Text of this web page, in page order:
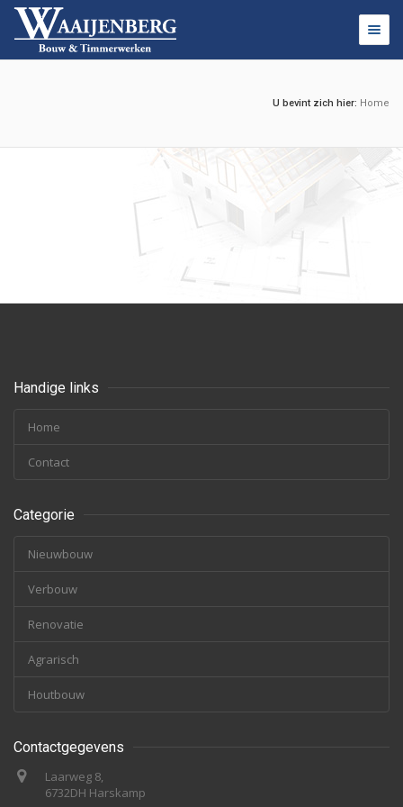
U bevint zich hier: Home
Handige links
Home
Contact
Categorie
Nieuwbouw
Verbouw
Renovatie
Agrarisch
Houtbouw
Contactgegevens
Laarweg 8,
6732DH Harskamp